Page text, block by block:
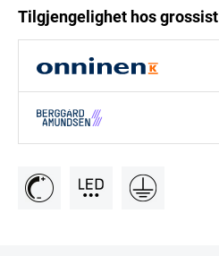
Tilgjengelighet hos grossist